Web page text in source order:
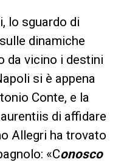
lo sguardo di
dinamiche
da vicino i destini
si è appena
Conte, e la
di affidare
Allegri ha trovato
«Conosco